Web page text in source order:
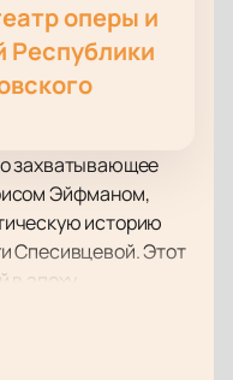
оперы и
Республики
захватывающее
Эйфманом,
историю
Спесивцевой. Этот
в эпоху
драм,